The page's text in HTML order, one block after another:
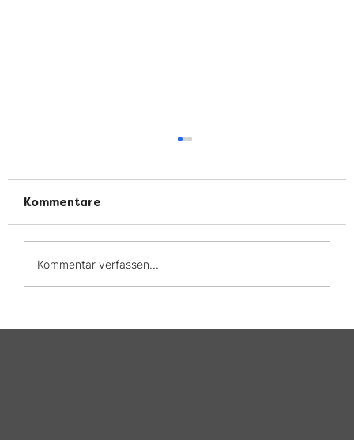
UMFRAGE CED & COVID19
Kommentare
Kommentar verfassen...